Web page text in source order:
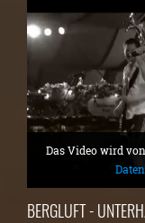
Das Video wird
BERGLUFT -